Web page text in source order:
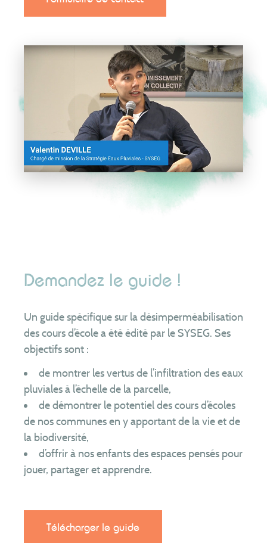
Demandez le guide !
Un guide spécifique sur la désimperméabilisation
des cours d’école a été édité par le SYSEG. Ses
objectifs sont :
de montrer les vertus de l’infiltration des eaux
pluviales à l’échelle de la parcelle,
de démontrer le potentiel des cours d’écoles
de nos communes en y apportant de la vie et de
la biodiversité,
d’offrir à nos enfants des espaces pensés pour
jouer, partager et apprendre.
Télécharger le guide